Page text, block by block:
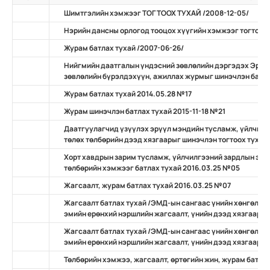
Шимтгэлийн хэмжээг ТОГТООХ ТУХАЙ /2008-12-05/
Нэрийн дансны орлогод тооцох хүүгийн хэмжээг
Журам батлах тухай /2007-06-26/
Нийгмийн даатгалын үндэсний зөвлөлийн дэргэдэх
зөвлөлийн бүрэлдэхүүн, ажиллах журмыг шинэчлэн
Журам батлах тухай 2014.05.28 №17
Журам шинэчлэн батлах тухай 2015-11-18 №21
Даатгуулагчид үзүүлэх эрүүл мэндийн тусламж,
төлөх төлбөрийн дээд хязгаарыг шинэчлэн тогтоох
Хорт хавдрын зарим тусламж, үйлчилгээний зардлын
төлбөрийн хэмжээг батлах тухай 2016.03.25 №05
Жагсаалт, журам батлах тухай 2016.03.25 №07
Жагсаалт батлах тухай /ЭМД-ын сангаас үнийн
эмийн ерөнхий нэршлийн жагсаалт, үнийн дээд
Жагсаалт батлах тухай /ЭМД-ын сангаас үнийн
эмийн ерөнхий нэршлийн жагсаалт, үнийн дээд хязгаар,
Төлбөрийн хэмжээ, жагсаалт, өртөгийн жин, журам